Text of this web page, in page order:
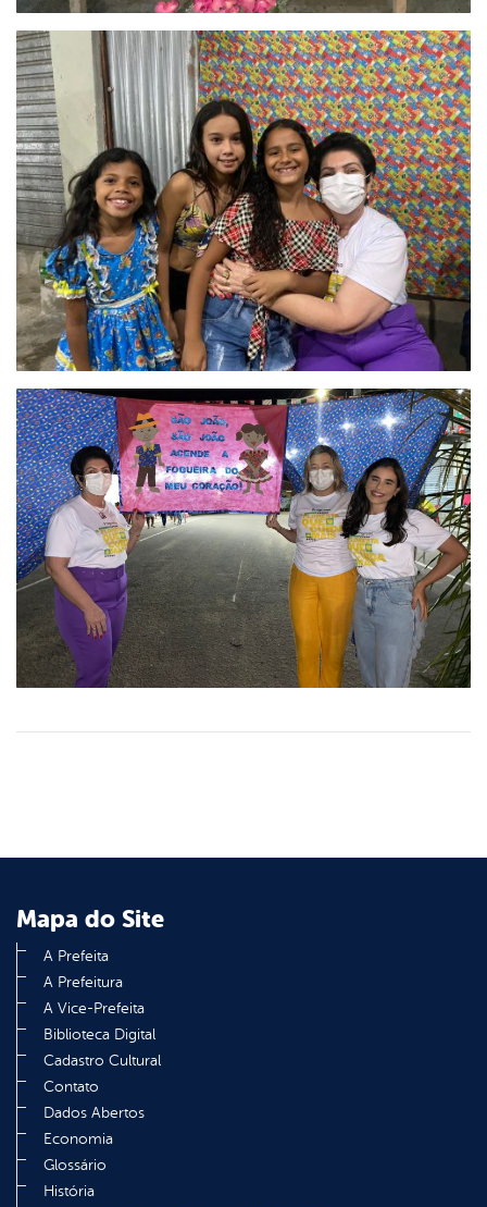
Mapa do Site
A Prefeita
A Prefeitura
A Vice-Prefeita
Biblioteca Digital
Cadastro Cultural
Contato
Dados Abertos
Economia
Glossário
História